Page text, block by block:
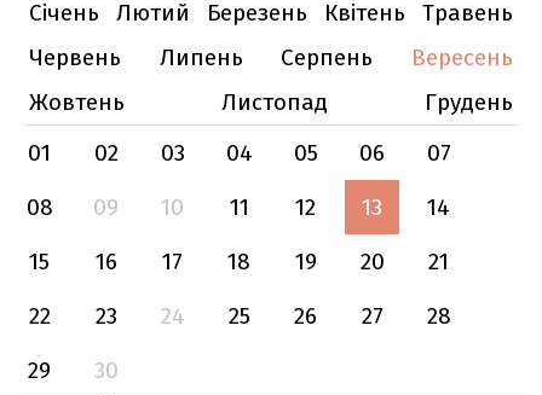
Січень
Лютий Березень Квітень
Травень
Червень
Липень Серпень
Вересень
Жовтень
Листопад
Грудень
01
02 03 04 05 06
07
08
09 10 11 12 13
14
15
16 17 18 19 20
21
22
23 24 25 26 27
28
29
30